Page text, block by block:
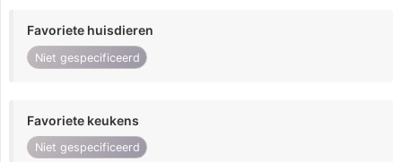
Favoriete huisdieren
Niet gespecificeerd
Favoriete keukens
Niet gespecificeerd